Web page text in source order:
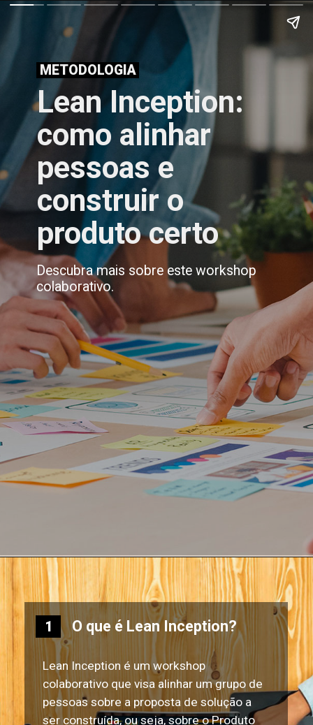
METODOLOGIA
Lean Inception:
como alinhar
pessoas e
construir o
produto certo
Descubra mais sobre este workshop
colaborativo.
O que é Lean Inception?
Lean Inception é um workshop
colaborativo que visa alinhar um grupo de
pessoas sobre a proposta de solução a
ser construída, ou seja, sobre o Produto
1